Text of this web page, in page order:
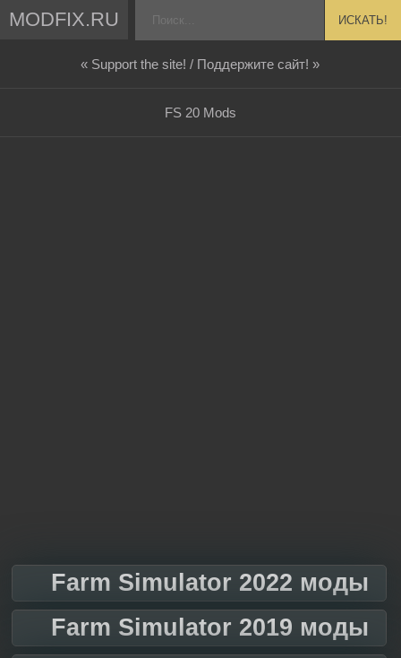
MODFIX.RU ИСКАТЬ!
« Support the site! / Поддержите сайт! »
FS 20 Mods
Farm Simulator 2022 моды
Farm Simulator 2019 моды